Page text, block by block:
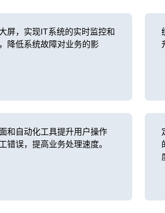
屏，实现IT系统的实时监控和
降低系统故障对业务的影
和自动化工具提升用户操作
错误，提高业务处理速度。